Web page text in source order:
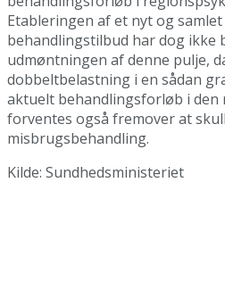
Etableringen af et nyt og
behandlingstilbud har dog ikke
udmøntningen af denne pulje,
dobbeltbelastning i en sådan
aktuelt behandlingsforløb i den
forventes også fremover at
misbrugsbehandling.
Kilde: Sundhedsministeriet